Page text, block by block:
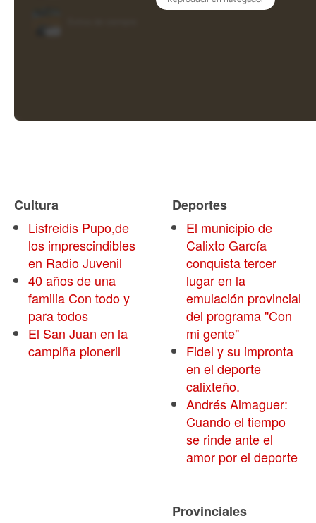
Cultura
Lisfreidis Pupo,de
los imprescindibles
en Radio Juvenil
40 años de una
familia Con todo y
para todos
El San Juan en la
campiña pioneril
Deportes
El municipio de
Calixto García
conquista tercer
lugar en la
emulación provincial
del programa "Con
mi gente"
Fidel y su impronta
en el deporte
calixteño.
Andrés Almaguer:
Cuando el tiempo
se rinde ante el
amor por el deporte
Provinciales